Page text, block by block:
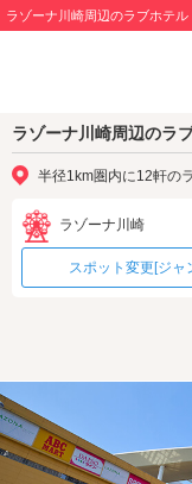
ラゾーナ川崎周辺のラブホテル
ラゾーナ川崎周辺のラ
半径1km圏内に12軒の
ラゾーナ川崎
スポット変更[ジャ